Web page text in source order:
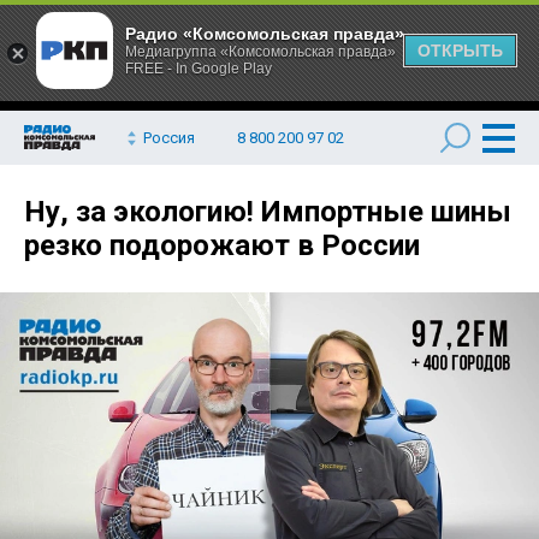
Россия 8 800 200 97 02
Ну, за экологию! Импортные шины
резко подорожают в России
Радио «Комсомольская правда»
Медиагруппа «Комсомольская правда»
FREE - In Google Play
ОТКРЫТЬ